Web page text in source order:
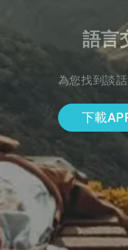
語言
為您找到談
下載